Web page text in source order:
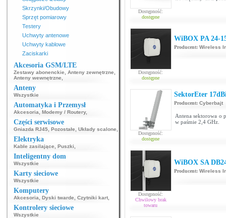
Skrzynki/Obudowy
Sprzęt pomiarowy
Testery
Uchwyty antenowe
Uchwyty kablowe
Zaciskarki
Akcesoria GSM/LTE
Zestawy abonenckie Anteny zewnętrzne
Anteny wewnętrzne
Anteny
Wszystkie
Automatyka i Przemysł
Akcesoria Modemy / Routery,
Części serwisowe
Gniazda RJ45 Pozostałe Układy scalone
Elektryka
Kable zasilające Puszki
Inteligentny dom
Wszystkie
Karty sieciowe
Wszystkie
Komputery
Akcesoria Dyski twarde Czytniki kart
Kontrolery sieciowe
Wszystkie
Dostępność:
dostępne
Dostępność:
dostępne
WiBOX PA 24-
Producent: Wireless
Dostępność:
dostępne
SektorEter
Producent: Cyberbajt
Antena sektorowa o
w paśmie 2,4 GHz.
Dostępność:
Chwilowy brak
towaru
WiBOX SA
Producent: Wireless